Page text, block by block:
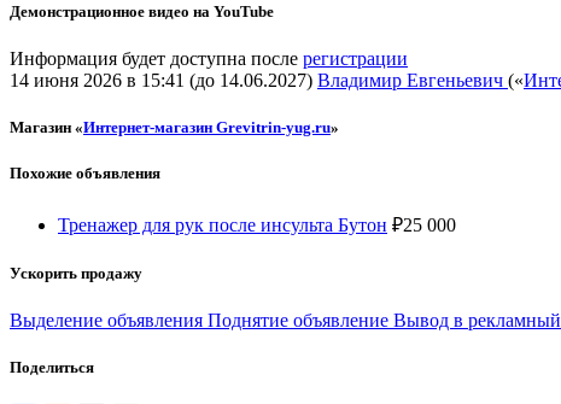
Демонстрационное видео на YouTube
Информация будет доступна после регистрации
14 июня 2026 в 15:41 (до 14.06.2027) Владимир Евгеньевич («
Магазин «Интернет-магазин Grevitrin-yug.ru»
Похожие объявления
Тренажер для рук после инсульта Бутон ₽25 000
Ускорить продажу
Выделение объявления Поднятие объявление Вывод в
Поделиться